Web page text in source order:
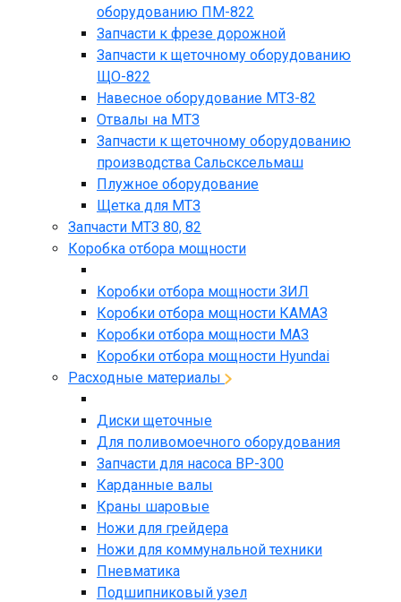
оборудованию ПМ-822
Запчасти к фрезе дорожной
Запчасти к щеточному оборудованию
ЩО-822
Навесное оборудование МТЗ-82
Отвалы на МТЗ
Запчасти к щеточному оборудованию
производства Сальсксельмаш
Плужное оборудование
Щетка для МТЗ
Запчасти МТЗ 80, 82
Коробка отбора мощности
Коробки отбора мощности ЗИЛ
Коробки отбора мощности КАМАЗ
Коробки отбора мощности МАЗ
Коробки отбора мощности Hyundai
Расходные материалы
Диски щеточные
Для поливомоечного оборудования
Запчасти для насоса BP-300
Карданные валы
Краны шаровые
Ножи для грейдера
Ножи для коммунальной техники
Пневматика
Подшипниковый узел